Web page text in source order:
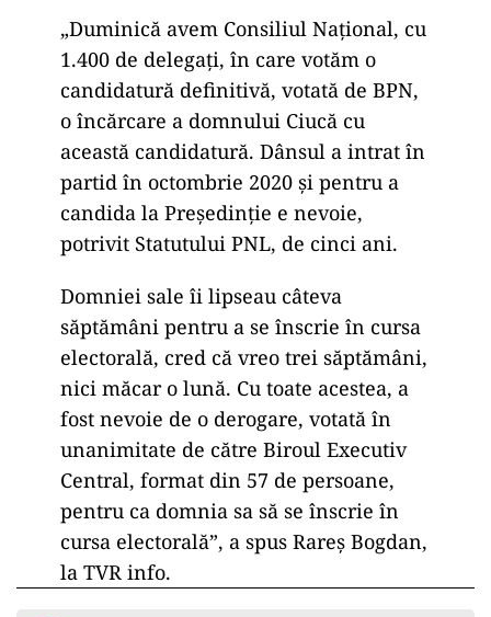
„Duminică avem Consiliul Naţional, cu
1.400 de delegaţi, în care votăm o
candidatură definitivă, votată de BPN,
o încărcare a domnului Ciucă cu
această candidatură. Dânsul a intrat în
partid în octombrie 2020 şi pentru a
candida la Preşedinţie e nevoie,
potrivit Statutului PNL, de cinci ani.
Domniei sale îi lipseau câteva
săptămâni pentru a se înscrie în cursa
electorală, cred că vreo trei săptămâni,
nici măcar o lună. Cu toate acestea, a
fost nevoie de o derogare, votată în
unanimitate de către Biroul Executiv
Central, format din 57 de persoane,
pentru ca domnia sa să se înscrie în
cursa electorală”, a spus Rareş Bogdan,
la TVR info.